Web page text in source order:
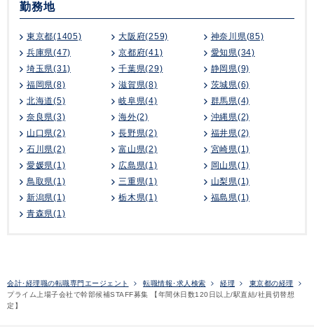
勤務地
東京都(1405) 大阪府(259)
神奈川県(85)
兵庫県(47)
京都府(41)
愛知県(34)
埼玉県(31)
千葉県(29)
静岡県(9)
福岡県(8)
滋賀県(8)
茨城県(6)
北海道(5)
岐阜県(4)
群馬県(4)
奈良県(3)
海外(2)
沖縄県(2)
山口県(2)
長野県(2)
福井県(2)
石川県(2)
富山県(2)
宮崎県(1)
愛媛県(1)
広島県(1)
岡山県(1)
鳥取県(1)
三重県(1)
山梨県(1)
新潟県(1)
栃木県(1)
福島県(1)
青森県(1)
会計･経理職の転職専門エージェント 転職情報･求人検索 経理
東京都の経理
プライム上場子会社で幹部候補STAFF募集 【年間休日数120日以上/駅直結/社員切替想
定】